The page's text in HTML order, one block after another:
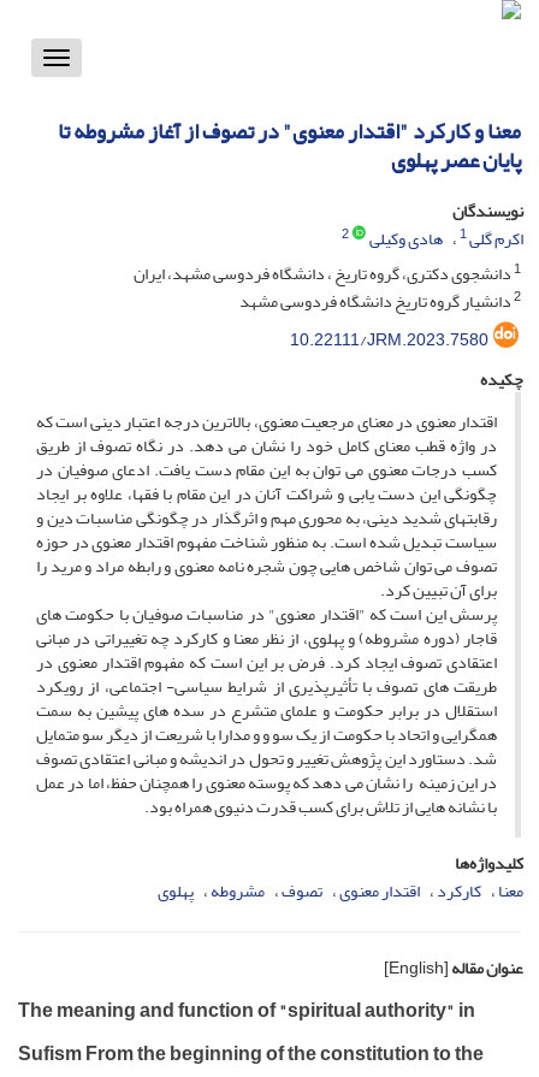
Toggle
معنا و کارکرد "اقتدار معنوی" در تصوف از آغاز مشروطه تا
پایان عصر پهلوی
نویسندگان
اکرم گلی1 هادی وکیلی
2
1دانشجوی دکتری، گروه تاریخ ، دانشگاه فردوسی مشهد، ایران
2دانشیار گروه تاریخ دانشگاه فردوسی مشهد
10.22111/JRM.2023.7580
چکیده
اقتدار معنوی در معنای مرجعیت معنوی، بالاترین درجه اعتبار دینی است که
در واژه قطب معنای کامل خود را نشان می دهد. در نگاه تصوف از طریق
کسب درجات معنوی می توان به این مقام دست یافت. ادعای صوفیان در
چگونگی این دست یابی و شراکت آنان در این مقام با فقها، علاوه بر ایجاد
رقابتهای شدید دینی، به محوری مهم و اثرگذار در چگونگی مناسبات دین و
سیاست تبدیل شده است. به منظور شناخت مفهوم اقتدار معنوی در حوزه
تصوف می توان شاخص هایی چون شجره نامه معنوی و رابطه مراد و مرید را
برای آن تبیین کرد.
پرسش این است که "اقتدار معنوی" در مناسبات صوفیان با حکومت های
قاجار (دوره مشروطه) و پهلوی، از نظر معنا و کارکرد چه تغییراتی در مبانی
اعتقادی تصوف ایجاد کرد. فرض بر این است که مفهوم اقتدار معنوی در
طریقت های تصوف با تأثیرپذیری از شرایط سیاسی- اجتماعی، از رویکرد
استقلال در برابر حکومت و علمای متشرع در سده های پیشین به سمت
همگرایی و اتحاد با حکومت از یک سو و و مدارا با شریعت از دیگر سو متمایل
شد. دستاورد این پژوهش تغییر و تحول در اندیشه و مبانی اعتقادی تصوف
در این زمینه را نشان می دهد که پوسته معنوی را همچنان حفظ، اما در عمل
با نشانه هایی از تلاش برای کسب قدرت دنیوی همراه بود.
کلیدواژه‌ها
معنا کارکرد اقتدار معنوی تصوف مشروطه پهلوی
عنوان مقاله[English]
The meaning and function of "spiritual authority" in
Sufism From the beginning of the constitution to the